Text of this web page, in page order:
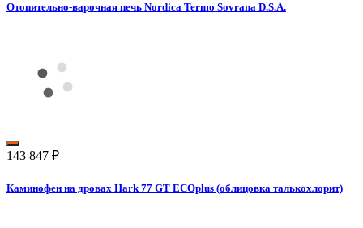
Отопительно-варочная печь Nordica Termo Sovrana D.S.A.
143 847 ₽
Каминофен на дровах Hark 77 GT ECOplus (облицовка талькохлорит)